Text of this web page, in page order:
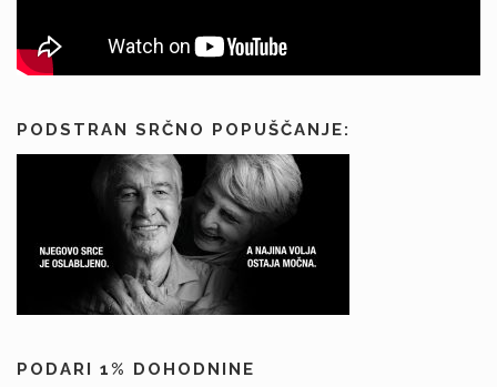
PODSTRAN SRČNO POPUŠČANJE:
PODARI 1% DOHODNINE